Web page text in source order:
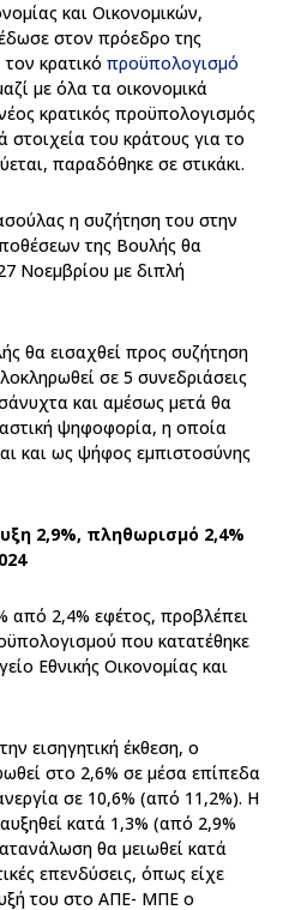
και Οικονομικών,
στον πρόεδρο της
κρατικό προϋπολογισμό
με όλα τα οικονομικά
κρατικός προϋπολογισμός
στοιχεία του κράτους για το
παραδόθηκε σε στικάκι.
η συζήτηση του στην
της Βουλής θα
Νοεμβρίου με διπλή
θα εισαχθεί προς συζήτηση
σε 5 συνεδριάσεις
και αμέσως μετά θα
ψηφοφορία, η οποία
και ως ψήφος εμπιστοσύνης
2,9%, πληθωρισμό 2,4%
από 2,4% εφέτος, προβλέπει
που κατατέθηκε
Εθνικής Οικονομίας και
εισηγητική έκθεση, ο
στο 2,6% σε μέσα επίπεδα
σε 10,6% (από 11,2%). Η
κατά 1,3% (από 2,9%
θα μειωθεί κατά
επενδύσεις, όπως είχε
του στο ΑΠΕ- ΜΠΕ ο